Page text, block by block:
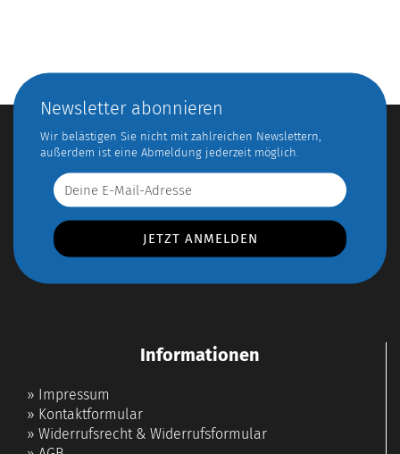
Newsletter abonnieren
Wir belästigen Sie nicht mit zahlreichen Newslettern,
außerdem ist eine Abmeldung jederzeit möglich.
Informationen
» Impressum
» Kontaktformular
» Widerrufsrecht & Widerrufsformular